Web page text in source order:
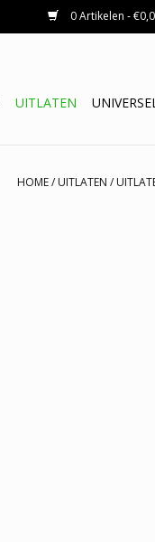
0 Artikelen -
UITLATEN
HOME/ UITLATEN /